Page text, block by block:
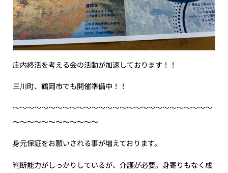
庄内終活を考える会の活動が加速しております！！
三川町、鶴岡市でも開催準備中！！
〜〜〜〜〜〜〜〜〜〜〜〜〜〜〜〜〜〜〜〜〜〜〜〜〜〜〜〜
〜〜〜〜〜〜〜〜〜〜〜〜
身元保証をお願いされる事が増えております。
判断能力がしっかりしているが、介護が必要。身寄りもなく成